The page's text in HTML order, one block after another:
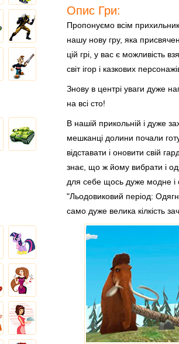
Опис Гри:
Пропонуємо всім
нашу нову гру, яка
цій грі, у вас є можливість
світ ігор і казкових
Знову в центрі уваги дуже
на всі сто!
В нашій прикольній і дуже
мешканці долини почали
відставати і оновити свій
знає, що ж йому вибрати і
для себе щось дуже модне і
"Льодовиковий період:
само дуже велика кілкість